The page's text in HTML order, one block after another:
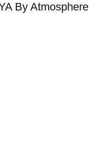
By Atmosphere